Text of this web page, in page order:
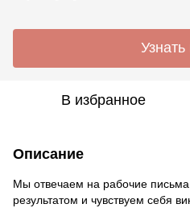
Узнать
В избранное
Описание
Мы отвечаем на рабочие
результатом и чувствуем себя